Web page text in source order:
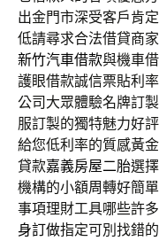
出金門市深受客戶肯
低請尋求合法借貸商
新竹汽車借款與機車
護眼借款誠信票貼利率
公司大眾體驗名牌訂
服訂製的獨特魅力好
給您低利率的質感黃
貸款嘉義房屋二胎選
機構的小額周轉好簡
事項理財工具哪些許
身訂做指定可別找錯